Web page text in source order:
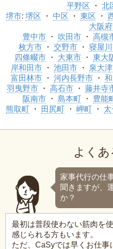
平野区
北
堺市: 堺区 中区 東区
大阪
豊中市
吹田市 高槻
枚方市
交野市 寝屋
四條畷市
大東市 東大
岸和田市
池田市 泉大
富田林市
河内長野市
羽曳野市
高石市 藤井寺
阪南市
島本町 豊能
熊取町
田尻町 岬町
よくあ
家事代行の仕
聞きますが、
か？
最初は普段使わない筋肉を
感じられる方もいます。
ただ、CaSyでは早くお仕